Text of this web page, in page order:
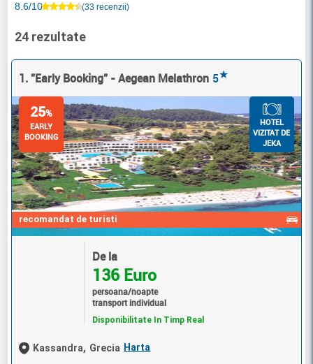
24 rezultate
1. "Early Booking" - Aegean Melathron 5★
recomandat de turisti
25%
EARLY
BOOKING
HOTEL
VIZITAT DE
JEKA
De la
136 Euro
persoana/noapte
transport individual
Disponibilitate In Timp Real
Kassandra, Grecia Harta
8.6/10 (33 recenzii)